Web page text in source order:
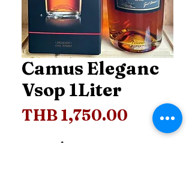
Camus Eleganc
Vsop 1Liter
THB 1,750.00 Price
*